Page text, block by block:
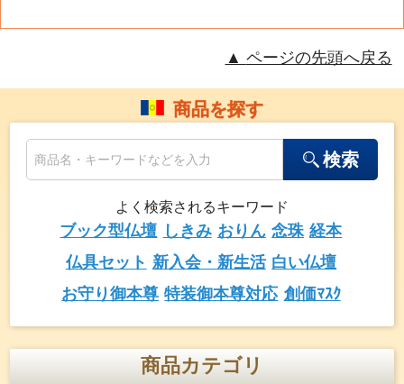
ページの先頭へ戻る
商品を探す
検索
よく検索されるキーワード
ブック型仏壇 しきみ おりん 念珠 経本
仏具セット 新入会・新生活 白い仏壇
お守り御本尊 特装御本尊対応 創価ﾏｽｸ
商品カテゴリ